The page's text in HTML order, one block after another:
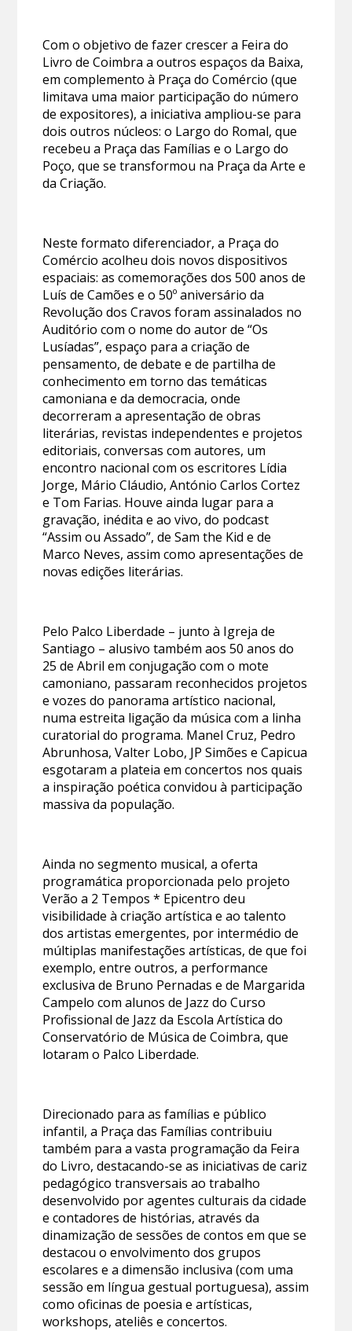
Com o objetivo de fazer crescer a Feira do
Livro de Coimbra a outros espaços da Baixa,
em complemento à Praça do Comércio (que
limitava uma maior participação do número
de expositores), a iniciativa ampliou-se para
dois outros núcleos: o Largo do Romal, que
recebeu a Praça das Famílias e o Largo do
Poço, que se transformou na Praça da Arte e
da Criação.
Neste formato diferenciador, a Praça do
Comércio acolheu dois novos dispositivos
espaciais: as comemorações dos 500 anos de
Luís de Camões e o 50º aniversário da
Revolução dos Cravos foram assinalados no
Auditório com o nome do autor de “Os
Lusíadas”, espaço para a criação de
pensamento, de debate e de partilha de
conhecimento em torno das temáticas
camoniana e da democracia, onde
decorreram a apresentação de obras
literárias, revistas independentes e projetos
editoriais, conversas com autores, um
encontro nacional com os escritores Lídia
Jorge, Mário Cláudio, António Carlos Cortez
e Tom Farias. Houve ainda lugar para a
gravação, inédita e ao vivo, do podcast
“Assim ou Assado”, de Sam the Kid e de
Marco Neves, assim como apresentações de
novas edições literárias.
Pelo Palco Liberdade – junto à Igreja de
Santiago – alusivo também aos 50 anos do
25 de Abril em conjugação com o mote
camoniano, passaram reconhecidos projetos
e vozes do panorama artístico nacional,
numa estreita ligação da música com a linha
curatorial do programa. Manel Cruz, Pedro
Abrunhosa, Valter Lobo, JP Simões e Capicua
esgotaram a plateia em concertos nos quais
a inspiração poética convidou à participação
massiva da população.
Ainda no segmento musical, a oferta
programática proporcionada pelo projeto
Verão a 2 Tempos * Epicentro deu
visibilidade à criação artística e ao talento
dos artistas emergentes, por intermédio de
múltiplas manifestações artísticas, de que foi
exemplo, entre outros, a performance
exclusiva de Bruno Pernadas e de Margarida
Campelo com alunos de Jazz do Curso
Profissional de Jazz da Escola Artística do
Conservatório de Música de Coimbra, que
lotaram o Palco Liberdade.
Direcionado para as famílias e público
infantil, a Praça das Famílias contribuiu
também para a vasta programação da Feira
do Livro, destacando-se as iniciativas de cariz
pedagógico transversais ao trabalho
desenvolvido por agentes culturais da cidade
e contadores de histórias, através da
dinamização de sessões de contos em que se
destacou o envolvimento dos grupos
escolares e a dimensão inclusiva (com uma
sessão em língua gestual portuguesa), assim
como oficinas de poesia e artísticas,
workshops, ateliês e concertos.